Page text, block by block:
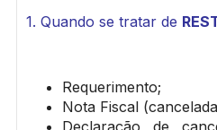
1. Quando se tratar de
Requerimento;
Nota Fiscal